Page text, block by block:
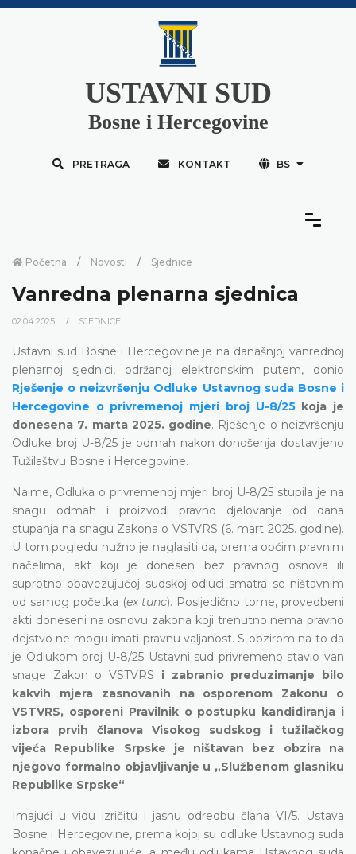
USTAVNI SUD
Bosne i Hercegovine
PRETRAGA KONTAKT BS
Početna Novosti Sjednice
Vanredna plenarna sjednica
02.04.2025. SJEDNICE
Ustavni sud Bosne i Hercegovine je na današnjoj vanrednoj
plenarnoj sjednici, održanoj elektronskim putem, donio
Rješenje o neizvršenju Odluke Ustavnog suda Bosne i
Hercegovine o privremenoj mjeri broj U-8/25koja je
donesena 7. marta 2025. godine. Rješenje o neizvršenju
Odluke broj U-8/25 je odmah nakon donošenja dostavljeno
Tužilaštvu Bosne i Hercegovine.
Naime, Odluka o privremenoj mjeri broj U-8/25 stupila je na
snagu odmah i proizvodi pravno djelovanje od dana
stupanja na snagu Zakona o VSTVRS (6. mart 2025. godine).
U tom pogledu nužno je naglasiti da, prema općim pravnim
načelima, akt koji je donesen bez pravnog osnova ili
suprotno obavezujućoj sudskoj odluci smatra se ništavnim
od samog početka (ex tunc). Posljedično tome, provedbeni
akti doneseni na osnovu zakona koji trenutno nema pravno
dejstvo ne mogu imati pravnu valjanost. S obzirom na to da
je Odlukom broj U-8/25 Ustavni sud privremeno stavio van
snage Zakon o VSTVRS i zabranio preduzimanje bilo
kakvih mjera zasnovanih na osporenom Zakonu o
VSTVRS, osporeni Pravilnik o postupku kandidiranja i
izbora prvih članova Visokog sudskog i tužilačkog
vijeća Republike Srpske je ništavan bez obzira na
njegovo formalno objavljivanje u „Službenom glasniku
Republike Srpske“.
Imajući u vidu izričitu i jasnu odredbu člana VI/5. Ustava
Bosne i Hercegovine, prema kojoj su odluke Ustavnog suda